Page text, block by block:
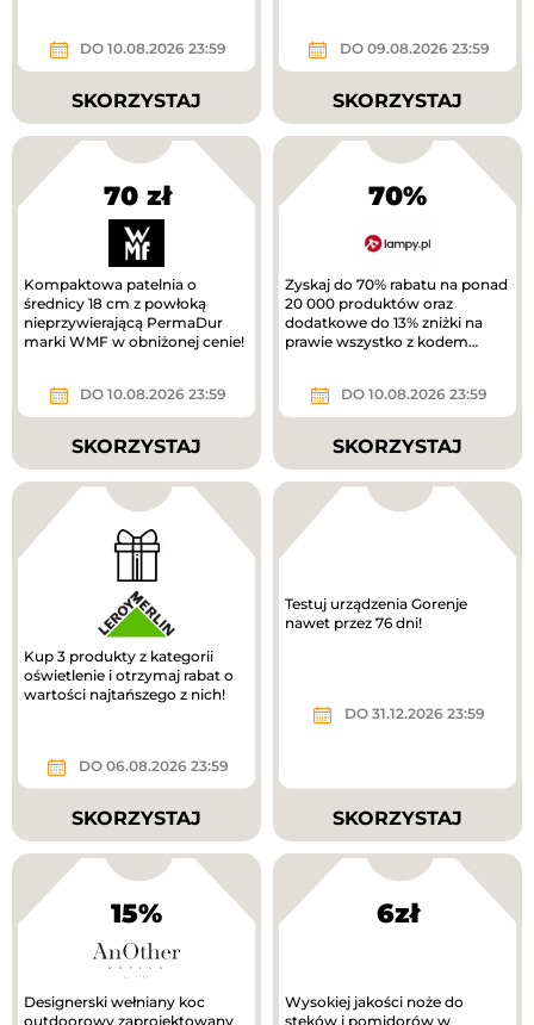
DO 10.08.2026 23:59
SKORZYSTAJ
DO 09.08.2026 23:59
SKORZYSTAJ
70 zł
Kompaktowa patelnia o
średnicy 18 cm z powłoką
nieprzywierającą PermaDur
marki WMF w obniżonej cenie!
DO 10.08.2026 23:59
SKORZYSTAJ
70%
Zyskaj do 70% rabatu na ponad
20 000 produktów oraz
dodatkowe do 13% zniżki na
prawie wszystko z kodem
DO 10.08.2026 23:59
SKORZYSTAJ
Kup 3 produkty z kategorii
oświetlenie i otrzymaj rabat o
wartości najtańszego z nich!
DO 06.08.2026 23:59
SKORZYSTAJ
Testuj urządzenia Gorenje
nawet przez 76 dni!
DO 31.12.2026 23:59
SKORZYSTAJ
15%
Designerski wełniany koc
outdoorowy zaprojektowany
6zł
Wysokiej jakości noże do
steków i pomidorów w